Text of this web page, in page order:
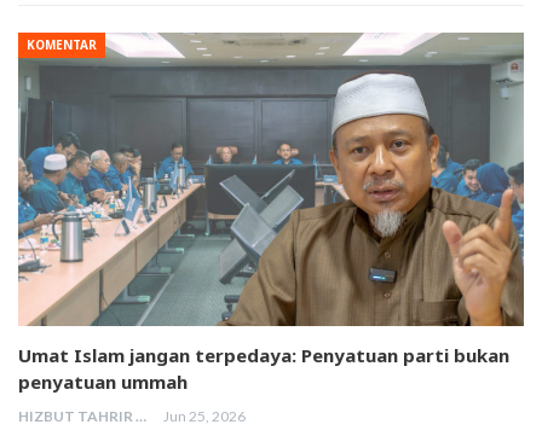
KOMENTAR
Umat Islam jangan terpedaya: Penyatuan parti bukan
penyatuan ummah
HIZBUT TAHRIR MALAYSIA Jun 25, 2026